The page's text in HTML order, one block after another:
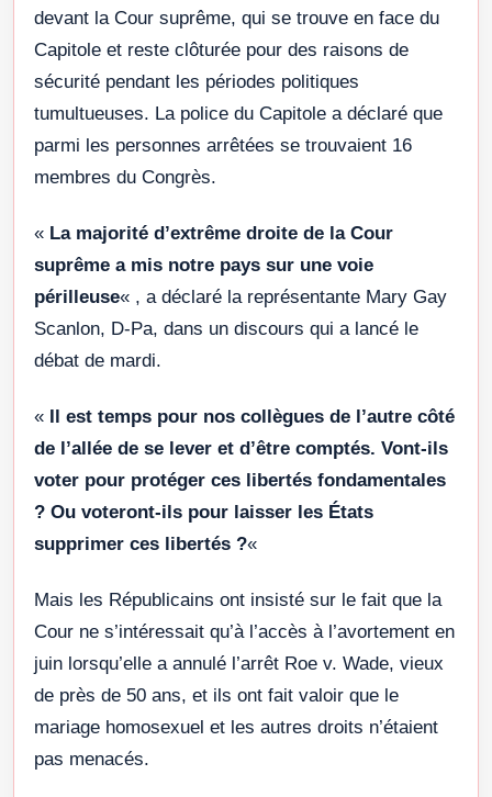
devant la Cour suprême, qui se trouve en face du
Capitole et reste clôturée pour des raisons de
sécurité pendant les périodes politiques
tumultueuses. La police du Capitole a déclaré que
parmi les personnes arrêtées se trouvaient 16
membres du Congrès.
« La majorité d’extrême droite de la Cour
suprême a mis notre pays sur une voie
périlleuse« , a déclaré la représentante Mary Gay
Scanlon, D-Pa, dans un discours qui a lancé le
débat de mardi.
«
Il est temps pour nos collègues de l’autre côté
de l’allée de se lever et d’être comptés. Vont-ils
voter pour protéger ces libertés fondamentales
? Ou voteront-ils pour laisser les États
supprimer ces libertés ?«
Mais les Républicains ont insisté sur le fait que la
Cour ne s’intéressait qu’à l’accès à l’avortement en
juin lorsqu’elle a annulé l’arrêt Roe v. Wade, vieux
de près de 50 ans, et ils ont fait valoir que le
mariage homosexuel et les autres droits n’étaient
pas menacés.